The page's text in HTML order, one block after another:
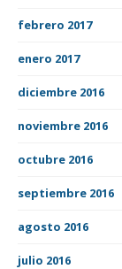
febrero 2017
enero 2017
diciembre 2016
noviembre 2016
octubre 2016
septiembre 2016
agosto 2016
julio 2016